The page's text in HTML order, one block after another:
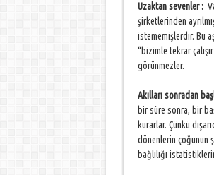
Uzaktan sevenler :
şirketlerinden
istememişlerdir. Bu
“bizimle tekrar
görünmezler.
Akılları sonradan
bir süre sonra, bir
kurarlar. Çünkü
dönenlerin çoğunun
bağlılığı